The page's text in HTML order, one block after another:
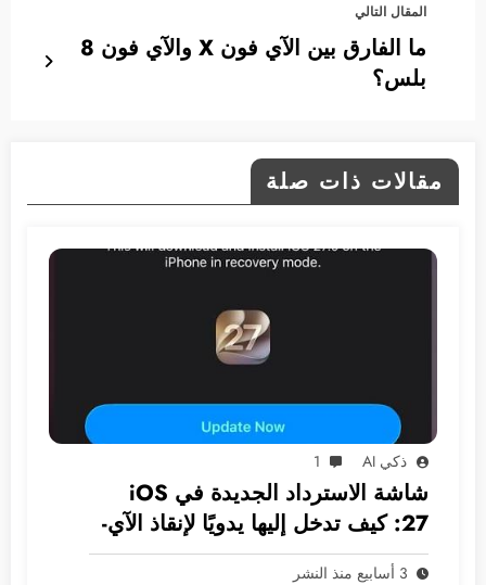
المقال التالي
ما الفارق بين الآي فون X والآي فون 8
بلس؟
مقالات ذات صلة
ذكي AI 1
شاشة الاسترداد الجديدة في iOS
27: كيف تدخل إليها يدويًا لإنقاذ الآي-
فون دون كمبيوتر؟
3 أسابيع منذ النشر